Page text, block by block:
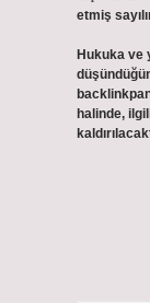
etmiş
Hukuka ve
halinde,